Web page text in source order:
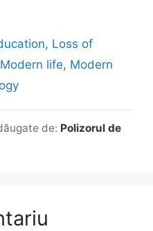
, Loss of
Modern life, Modern
de: Polizorul de